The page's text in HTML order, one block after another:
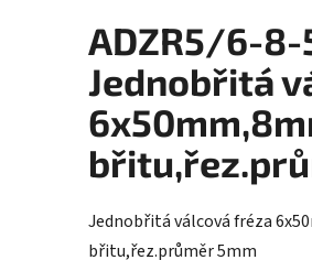
ADZR5/6-8-
Jednobřitá
Jednobřitá válcová fréza
břitu,řez.průměr 5mm